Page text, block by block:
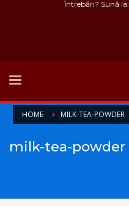
Întrebări? Sună la:
HOME MILK-TEA-POWDER
milk-tea-powder